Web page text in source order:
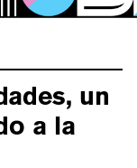
un
a la